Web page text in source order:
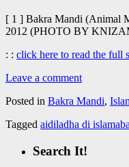
[ 1 ] Bakra Mandi (Animal
2012 (PHOTO BY
: : click here to read the full
Leave a comment
Posted in Bakra Mandi,
Tagged aidiladha di
Search It!